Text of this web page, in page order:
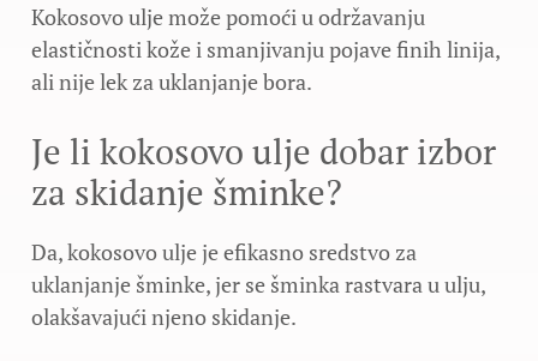
Kokosovo ulje može pomoći u održavanju
elastičnosti kože i smanjivanju pojave finih linija,
ali nije lek za uklanjanje bora.
Je li kokosovo ulje dobar izbor
za skidanje šminke?
Da, kokosovo ulje je efikasno sredstvo za
uklanjanje šminke, jer se šminka rastvara u ulju,
olakšavajući njeno skidanje.